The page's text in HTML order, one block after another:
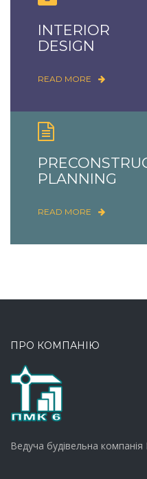
INTERIOR
DESIGN
READ MORE
PLANNING
READ MORE
ПРО КОМПАНІЮ
Ведуча будівельна компанія